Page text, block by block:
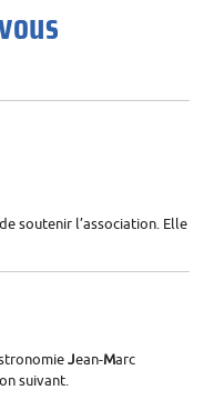
soutenir l’association. Elle
Jean-Marc
suivant.